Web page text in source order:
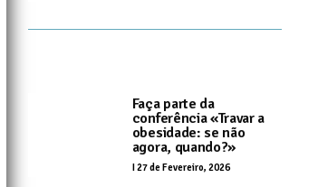
Faça parte da
conferência «Travar a
obesidade: se não
agora, quando?»
I27 de Fevereiro, 2026